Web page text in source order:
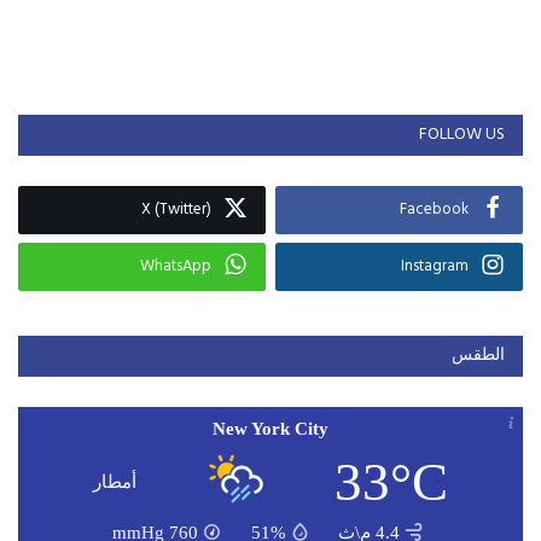
FOLLOW US
Facebook
X (Twitter)
Instagram
WhatsApp
الطقس
New York City
33°C أمطار
4.4 م\ث 51%
760
mmHg